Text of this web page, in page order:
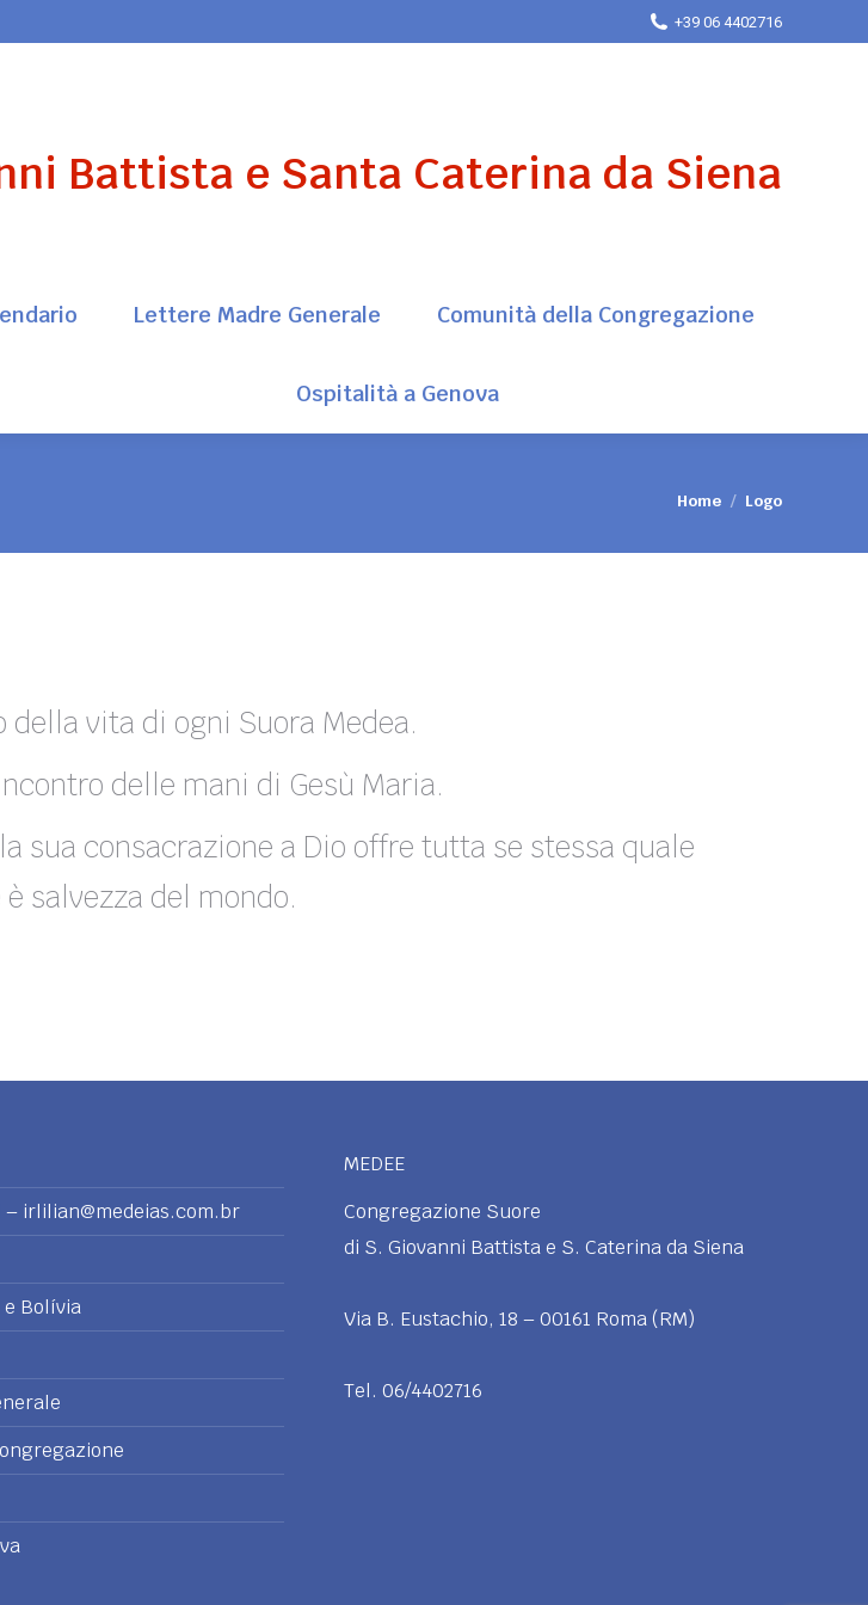
+39 06 4402716
Battista e Santa Caterina da Siena
Lettere Madre Generale Comunità della Congregazione
Ospitalità a Genova
Tu sei qui:
Home Logo
vita di ogni Suora Medea.
delle mani di Gesù Maria.
sua consacrazione a Dio offre tutta se stessa quale
salvezza del mondo.
irlilian@medeias.com.br
Bolívia
MEDEE
Congregazione Suore
di S. Giovanni Battista e S. Caterina da Siena
Via B. Eustachio, 18 – 00161 Roma (RM)
Tel. 06/4402716
Lettere Madre Generale Comunità della Congregazione